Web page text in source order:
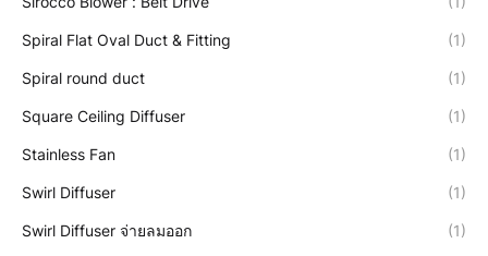
Spiral Flat Oval Duct & Fitting (1)
Spiral round duct (1)
Square Ceiling Diffuser (1)
Stainless Fan (1)
Swirl Diffuser (1)
Swirl Diffuser จ่ายลมออก (1)